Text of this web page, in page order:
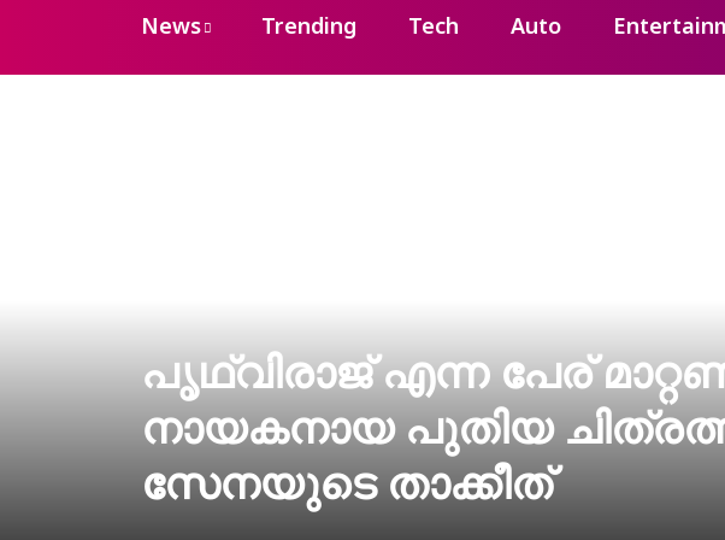
News Trending Tech Auto
പൃഥ്വിരാജ് എന്ന പേര്
നായകനായ പുതിയ
സേനയുടെ താക്കീത്